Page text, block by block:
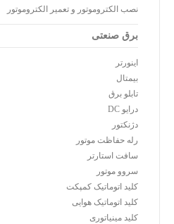
نصب الکتروموتور و تعمیر الکتروموتور
برق صنعتی
اینورتر
بیمتال
تابلو برق
درایو DC
دژنکتور
رله حفاظت موتور
سافت استارتر
سروو موتور
کلید اتوماتیک کمپکت
کلید اتوماتیک هوایی
کلید مینیاتوری